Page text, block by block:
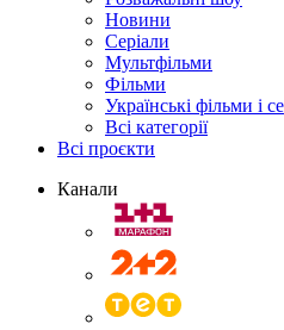
Новини
Серіали
Мультфільми
Фільми
Українські фільми і
Всі категорії
Всі проєкти
Канали